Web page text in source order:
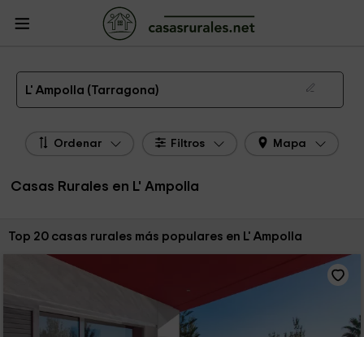
Casas Rurales
Tarragona
Casas Rurales L' Ampolla
Las 26 mejores casas rurales en L' Ampolla de 2026
L' Ampolla (Tarragona)
Ordenar Filtros Mapa
Casas Rurales en L' Ampolla
Ordenar por:
Top 20 casas rurales más populares en L' Ampolla